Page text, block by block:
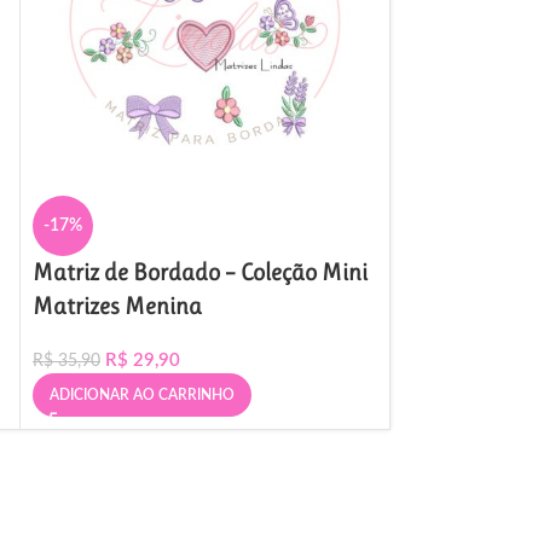
-17%
Matriz de Bordado – Coleção Mini
Matrizes Menina
R$35,90 R$ 29,90
ADICIONAR AO CARRINHO